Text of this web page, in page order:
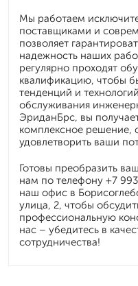
Мы работаем
поставщиками и
позволяет
надежность наших
регулярно проходят
квалификацию, чтобы
тенденций и
обслуживания
ЭриданБрс, вы
комплексное решение,
удовлетворить ваши
Готовы преобразить
нам по телефону +7
наш офис в
улица, 2, чтобы
профессиональную
нас – убедитесь в
сотрудничества!